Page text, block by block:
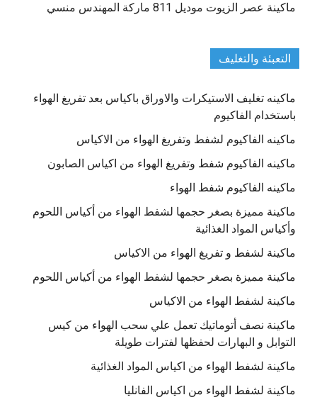
ماكينة عصر الزيوت موديل 811 ماركة المهندس منسي
التعبئة والتغليف
ماكينه تغليف الاستيكرات والاوراق باكياس بعد تفريغ الهواء
باستخدام الفاكيوم
ماكينه الفاكيوم لشفط وتفريغ الهواء من الاكياس
ماكينه الفاكيوم شفط وتفريغ الهواء من اكياس الصابون
ماكينه الفاكيوم شفط الهواء
ماكينة مميزة بصغر حجمها لشفط الهواء من أكياس اللحوم
وأكياس المواد الغذائية
ماكينة لشفط و تفريغ الهواء من الاكياس
ماكينة مميزة بصغر حجمها لشفط الهواء من أكياس اللحوم
ماكينة لشفط الهواء من الاكياس
ماكينة نصف أتوماتيك تعمل علي سحب الهواء من كيس
التوابل و البهارات لحفظها لفترات طويلة
ماكينة لشفط الهواء من اكياس المواد الغذائية
ماكينة لشفط الهواء من اكياس الفانليا